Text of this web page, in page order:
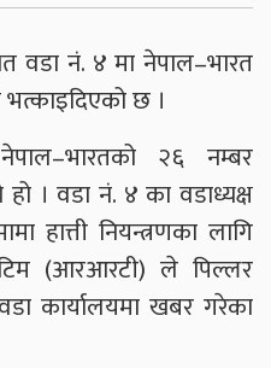
वडा नं. ४ मा नेपाल–भारत
भत्काइदिएको छ ।
२६ नम्बर
। वडा नं. ४ का वडाध्यक्ष
हात्ती नियन्त्रणका लागि
(आरआरटी) ले पिल्लर
कार्यालयमा खबर गरेका